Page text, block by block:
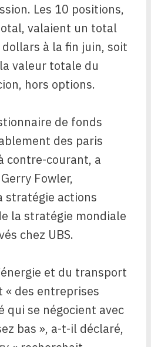
Les 10 positions,
valaient un total
à la fin juin, soit
valeur totale du
hors options.
de fonds
des paris
contre-courant, a
Fowler,
stratégie actions
la stratégie mondiale
chez UBS.
et du transport
des entreprises
qui se négocient avec
bas », a-t-il déclaré,